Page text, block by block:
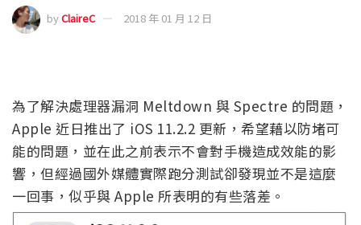
byClaireC 2018 年 01 月 12 日
為了解決處理器漏洞 Meltdown 與 Spectre 的問題，
Apple 近日推出了 iOS 11.2.2 更新，希望藉以防堵可
能的問題，並在此之前表示不會對手機造成效能的影
響，但經過國外媒體實際跑分測試卻發現並不是這麼
一回事，似乎與 Apple 所表明的有些落差。